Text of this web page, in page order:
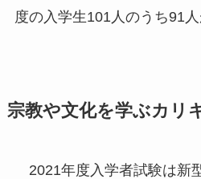
度の入学生101人のうち91人
宗教や文化を学ぶカリ
2021年度入学者試験は新